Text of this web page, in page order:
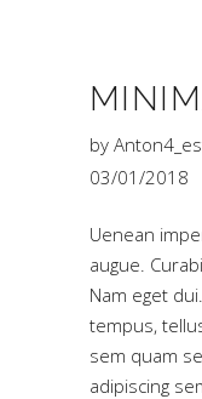
by
03/01/2018
Uenean
augue.
Nam eget
tempus,
sem quam
adipiscing